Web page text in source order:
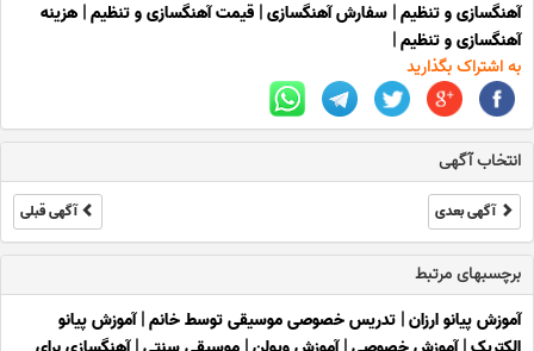
آهنگسازی و تنظیم| سفارش آهنگسازی| قیمت آهنگسازی و تنظیم| هزینه
آهنگسازی و تنظیم|
به اشتراک بگذارید
انتخاب آگهی
آگهی بعدی آگهی قبلی
برچسبهای مرتبط
آموزش پیانو ارزان| تدریس خصوصی موسیقی توسط خانم|آموزش پیانو